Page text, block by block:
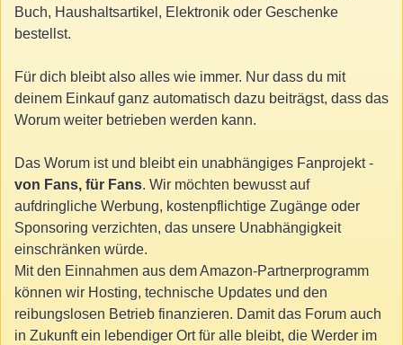
Buch, Haushaltsartikel, Elektronik oder Geschenke
bestellst.
Für dich bleibt also alles wie immer. Nur dass du mit
deinem Einkauf ganz automatisch dazu beiträgst, dass das
Worum weiter betrieben werden kann.
Das Worum ist und bleibt ein unabhängiges Fanprojekt -
von Fans, für Fans. Wir möchten bewusst auf
aufdringliche Werbung, kostenpflichtige Zugänge oder
Sponsoring verzichten, das unsere Unabhängigkeit
einschränken würde.
Mit den Einnahmen aus dem Amazon-Partnerprogramm
können wir Hosting, technische Updates und den
reibungslosen Betrieb finanzieren. Damit das Forum auch
in Zukunft ein lebendiger Ort für alle bleibt, die Werder im